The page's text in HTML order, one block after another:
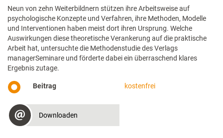
Neun von zehn Weiterbildnern stützen ihre Arbeitsweise auf
psychologische Konzepte und Verfahren, ihre Methoden, Modelle
und Interventionen haben meist dort ihren Ursprung. Welche
Auswirkungen diese theoretische Verankerung auf die praktische
Arbeit hat, untersuchte die Methodenstudie des Verlags
managerSeminare und förderte dabei ein überraschend klares
Ergebnis zutage.
Beitrag kostenfrei
Downloaden